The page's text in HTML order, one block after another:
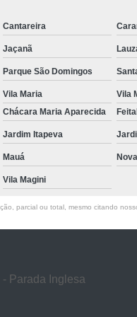
Cantareira
Jaçanã
Parque São Domingos
Vila Maria Vila
Chácara Maria Aparecida Feital
Jardim Itapeva
Mauá
Vila Magini
parcial ou total, mesmo citando
Parada Inglesa